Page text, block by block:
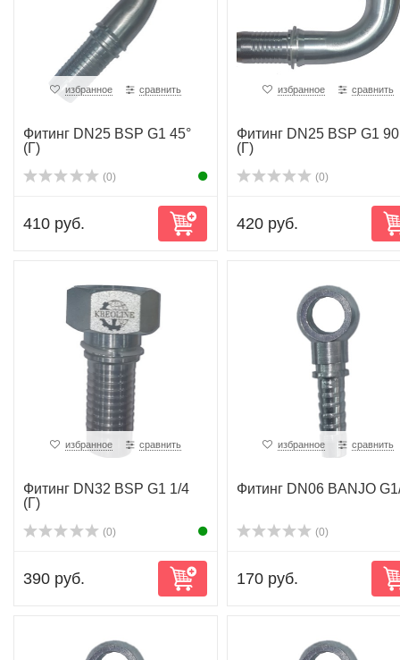
избранное сравнить
Фитинг DN25 BSP G1 45°
(Г)
(0)
410 руб.
избранное сравнить
Фитинг DN25 BSP G1
(Г)
(0)
420 руб.
избранное сравнить
Фитинг DN32 BSP G1 1/4
(Г)
(0)
390 руб.
избранное сравнить
Фитинг DN06 BANJO
(0)
170 руб.